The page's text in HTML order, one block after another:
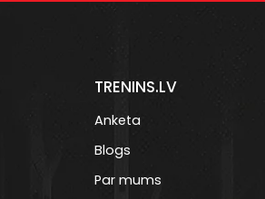
TRENINS.LV
Anketa
Blogs
Par mums